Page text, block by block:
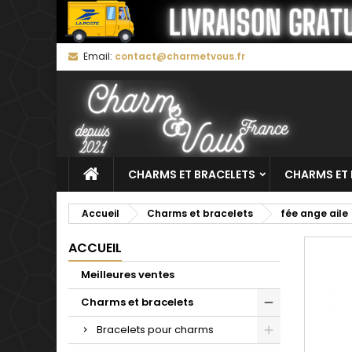
Email: contact@charmetvous.fr
CHARMS ET BRACELETS CHARMS ET
Accueil Charms et bracelets fée ange aile
ACCUEIL
Meilleures ventes
Charms et bracelets
Bracelets pour charms